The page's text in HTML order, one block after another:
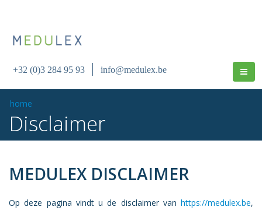
+32 (0)3 284 95 93 | info@medulex.be
home
Disclaimer
MEDULEX DISCLAIMER
Op deze pagina vindt u de disclaimer van https://medulex.be,